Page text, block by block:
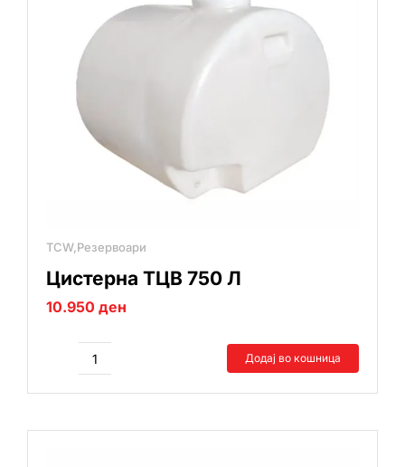
TCW,Резервоари
Цистерна ТЦВ 750 Л
10.950 ден
Цистерна
Л
Додај во кошница